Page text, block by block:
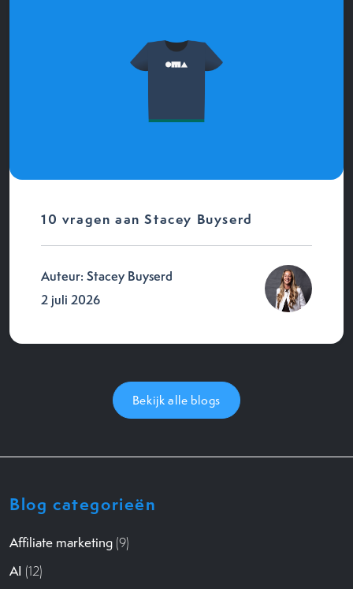
10 vragen aan Stacey Buyserd
Auteur: Stacey Buyserd
2 juli 2026
Bekijk alle blogs
Blog categorieën
Affiliate marketing (9)
AI (12)